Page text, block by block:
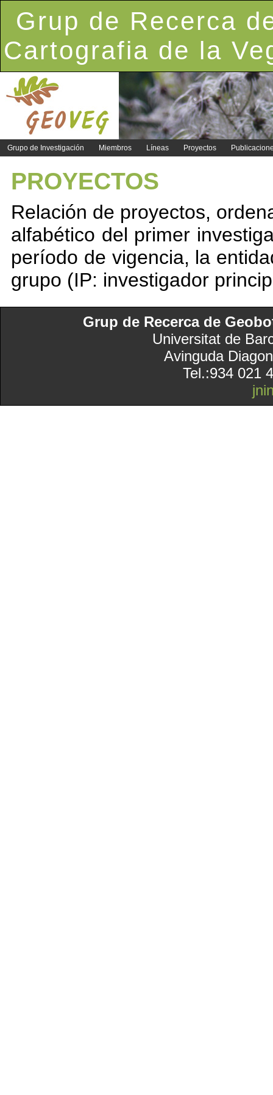
Grup de Recerca
Cartografia de la
Grupo de Investigación Miembros Líneas Proyectos
PROYECTOS
Relación de proyectos,
alfabético del primer
período de vigencia, la
grupo (IP: investigador
Grup de Recerca de
Universitat de
Avinguda
Tel.:934 021